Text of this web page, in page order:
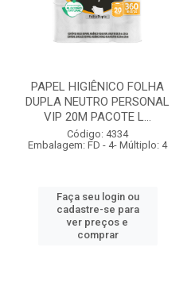
PAPEL HIGIÊNICO FOLHA
DUPLA NEUTRO PERSONAL
VIP 20M PACOTE L...
Código: 4334
Embalagem: FD - 4- Múltiplo: 4
Faça seu login ou
cadastre-se para
ver preços e
comprar